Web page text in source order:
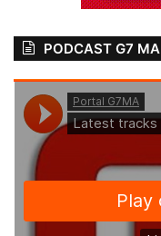
PODCAST G7 MA